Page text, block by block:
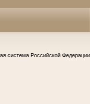
система Российской